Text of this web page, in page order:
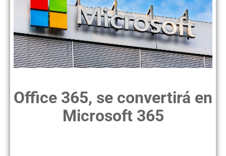
Office 365, se convertirá en
Microsoft 365